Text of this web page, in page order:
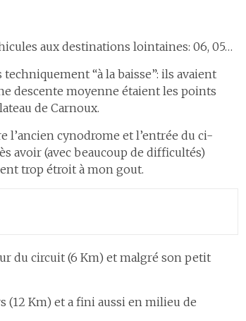
aux destinations lointaines: 06, 05…
techniquement “à la baisse”: ils avaient
descente moyenne étaient les points
de Carnoux.
l’ancien cynodrome et l’entrée du ci-
avoir (avec beaucoup de difficultés)
trop étroit à mon gout.
du circuit (6 Km) et malgré son petit
(12 Km) et a fini aussi en milieu de